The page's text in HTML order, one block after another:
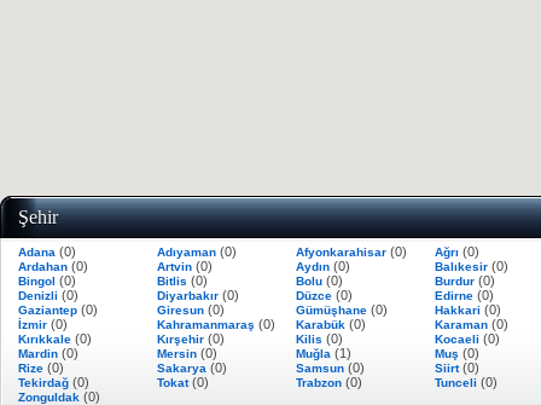
Şehir
Adana (0) Adıyaman (0) Afyonkarahisar (0) Ağrı (0)
Ardahan (0) Artvin (0) Aydın (0) Balıkesir (0)
Bingol (0) Bitlis (0) Bolu (0) Burdur (0)
Denizli (0) Diyarbakır (0) Düzce (0) Edirne (0)
Gaziantep (0) Giresun (0) Gümüşhane (0) Hakkari (0)
İzmir (0) Kahramanmaraş (0) Karabük (0) Karaman (0)
Kırıkkale (0) Kırşehir (0) Kilis (0) Kocaeli (0)
Mardin (0) Mersin (0) Muğla (1) Muş (0)
Rize (0) Sakarya (0) Samsun (0) Siirt(0)
Tekirdağ (0) Tokat(0) Trabzon (0) Tunceli (0)
Zonguldak (0)